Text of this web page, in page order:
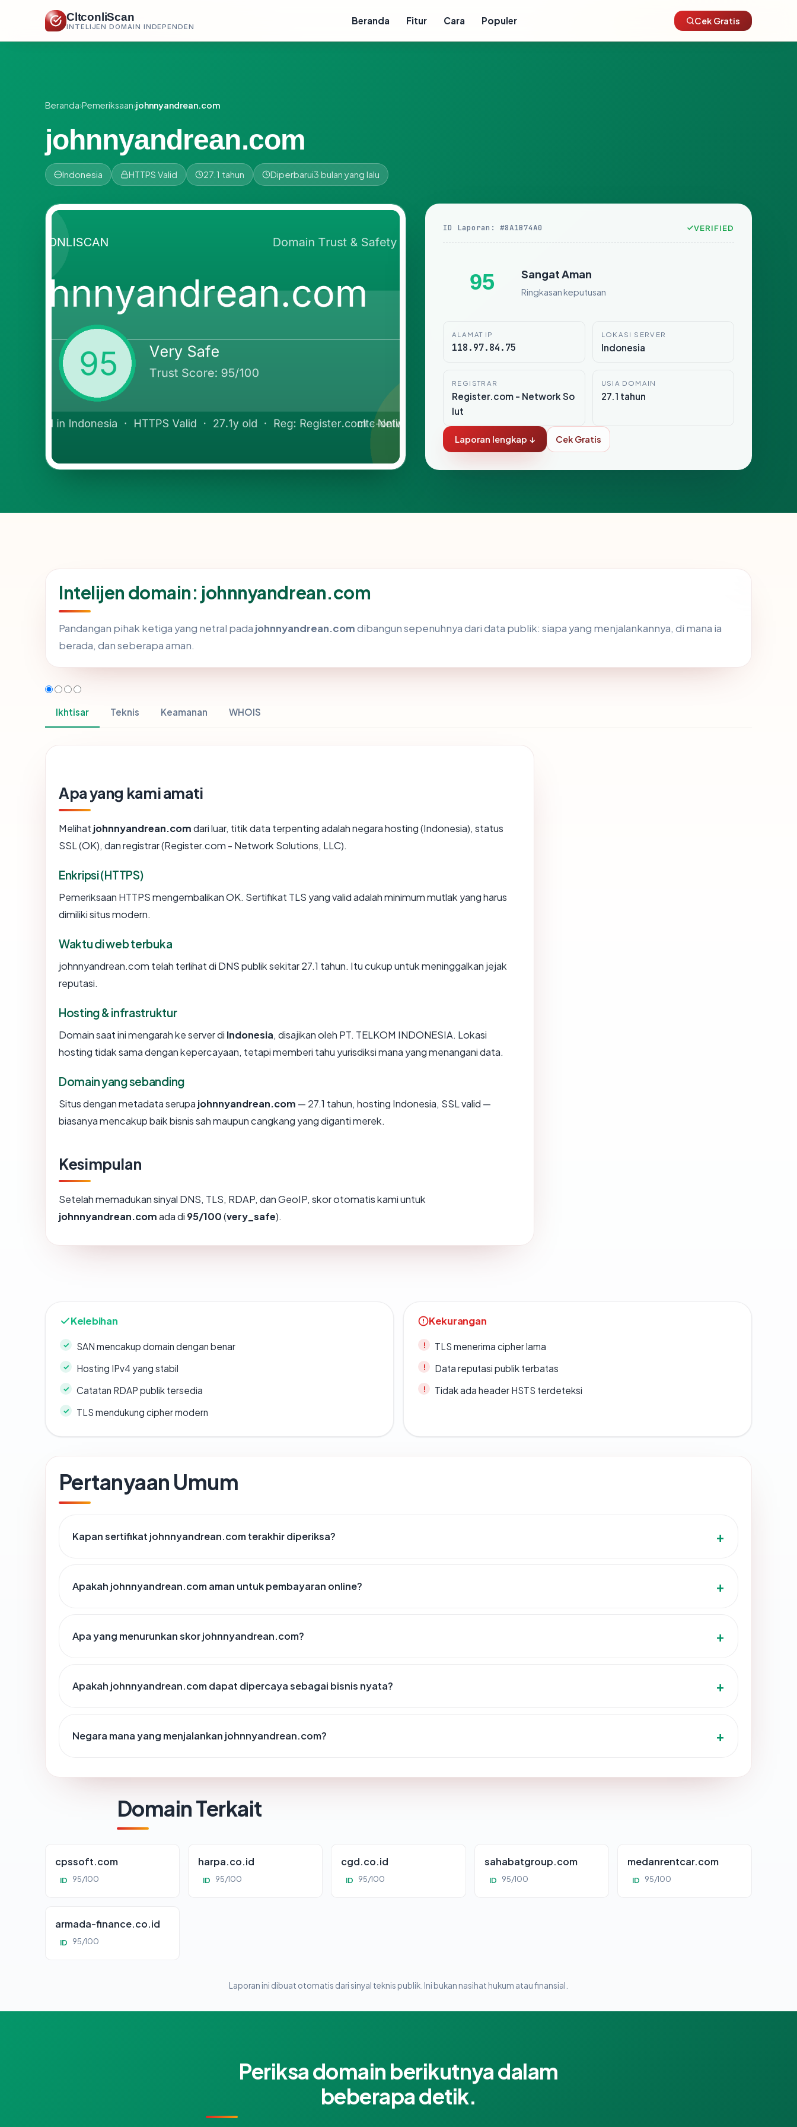
CltconliScan
INTELIJEN DOMAIN INDEPENDEN
Beranda Fitur Cara Populer Cek Gratis
Beranda›Pemeriksaan›johnnyandrean.com
johnnyandrean.com
Indonesia HTTPS Valid 27.1 tahun Diperbarui3 bulan yang lalu
ID Laporan: #8A1B74A0 VERIFIED
95 Sangat Aman
Ringkasan keputusan
ALAMAT IP
118.97.84.75
LOKASI SERVER
Indonesia
REGISTRAR
Register.com - Network So
lut
USIA DOMAIN
27.1 tahun
Laporan lengkap ↓ Cek Gratis
Intelijen domain: johnnyandrean.com
Pandangan pihak ketiga yang netral pada johnnyandrean.comdibangun sepenuhnya dari data publik: siapa yang menjalankannya, di mana ia
berada, dan seberapa aman.
Ikhtisar Teknis Keamanan WHOIS
Apa yang kami amati
Melihat johnnyandrean.comdari luar, titik data terpenting adalah negara hosting (Indonesia), status
SSL (OK), dan registrar (Register.com - Network Solutions, LLC).
Enkripsi (HTTPS)
Pemeriksaan HTTPS mengembalikan OK. Sertifikat TLS yang valid adalah minimum mutlak yang harus
dimiliki situs modern.
Waktu di web terbuka
johnnyandrean.com telah terlihat di DNS publik sekitar 27.1 tahun. Itu cukup untuk meninggalkan jejak
reputasi.
Hosting & infrastruktur
Domain saat ini mengarah ke server di Indonesia, disajikan oleh PT. TELKOM INDONESIA. Lokasi
hosting tidak sama dengan kepercayaan, tetapi memberi tahu yurisdiksi mana yang menangani data.
Domain yang sebanding
Situs dengan metadata serupa johnnyandrean.com — 27.1 tahun, hosting Indonesia, SSL valid —
biasanya mencakup baik bisnis sah maupun cangkang yang diganti merek.
Kesimpulan
Setelah memadukan sinyal DNS, TLS, RDAP, dan GeoIP, skor otomatis kami untuk
johnnyandrean.comada di 95/100(very_safe).
Kelebihan
SAN mencakup domain dengan benar
Hosting IPv4 yang stabil
Catatan RDAP publik tersedia
TLS mendukung cipher modern
Kekurangan
TLS menerima cipher lama
Data reputasi publik terbatas
Tidak ada header HSTS terdeteksi
Pertanyaan Umum
Kapan sertifikat johnnyandrean.com terakhir diperiksa?
Apakah johnnyandrean.com aman untuk pembayaran online?
Apa yang menurunkan skor johnnyandrean.com?
Apakah johnnyandrean.com dapat dipercaya sebagai bisnis nyata?
Negara mana yang menjalankan johnnyandrean.com?
Domain Terkait
cpssoft.com
ID 95/100
harpa.co.id
ID 95/100
cgd.co.id
ID 95/100
sahabatgroup.com
ID 95/100
medanrentcar.com
ID 95/100
armada-finance.co.id
ID 95/100
Laporan ini dibuat otomatis dari sinyal teknis publik. Ini bukan nasihat hukum atau finansial.
Periksa domain berikutnya dalam
beberapa detik.